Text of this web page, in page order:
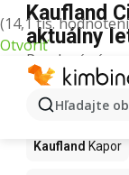
(14,1 tis.
Otvoriť
Hľadajte
Kaufland
aktuálny
Pre daný výraz
Ďalšie
Kaufland
Kaufland Kapor